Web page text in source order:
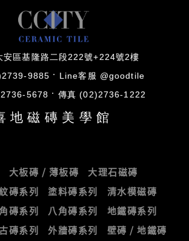
安區基隆路二段222號+224號2樓
9885 Line客服 @goodtile
5678 傳真 (02)2736-1222
地磁磚美學館
大板磚 / 薄板磚
大理石磁磚
磚系列 塗料磚系列
清水模磁磚
磚系列 八角磚系列
地鐵磚系列
磚系列 外牆磚系列
壁磚 / 地鐵磚